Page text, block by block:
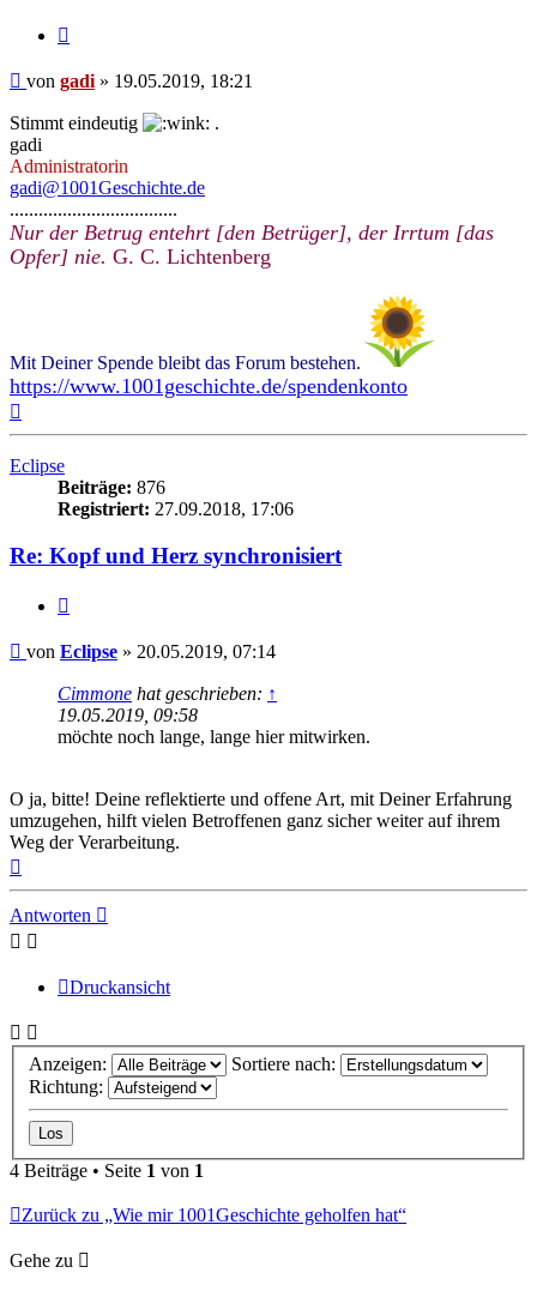
Beitrag
von gadi » 19.05.2019, 18:21
Stimmt eindeutig
.
gadi
Administratorin
gadi@1001Geschichte.de
...................................
Nur der Betrug entehrt [den Betrüger], der Irrtum [das
Opfer] nie. G. C. Lichtenberg
Mit Deiner Spende bleibt das Forum bestehen.
https://www.1001geschichte.de/spendenkonto
Eclipse
Beiträge: 876
Registriert: 27.09.2018, 17:06
Re: Kopf und Herz synchronisiert
Beitrag
von Eclipse » 20.05.2019, 07:14
Cimmone hat geschrieben: ↑
19.05.2019, 09:58
möchte noch lange, lange hier mitwirken.
O ja, bitte! Deine reflektierte und offene Art, mit Deiner Erfahrung
umzugehen, hilft vielen Betroffenen ganz sicher weiter auf ihrem
Weg der Verarbeitung.
Antworten
Druckansicht
Anzeigen:
Sortiere nach:
Richtung:
4 Beiträge • Seite 1 von 1
Zurück zu „Wie mir 1001Geschichte geholfen hat“
Gehe zu